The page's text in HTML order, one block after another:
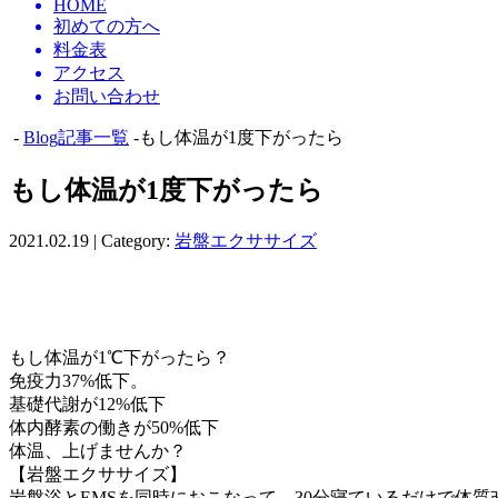
HOME
初めての方へ
料金表
アクセス
お問い合わせ
- Blog記事一覧 -もし体温が1度下がったら
もし体温が1度下がったら
2021.02.19 | Category: 岩盤エクササイズ
もし体温が1℃下がったら？
免疫力37%低下。
基礎代謝が12%低下
体内酵素の働きが50%低下
体温、上げませんか？
【岩盤エクササイズ】